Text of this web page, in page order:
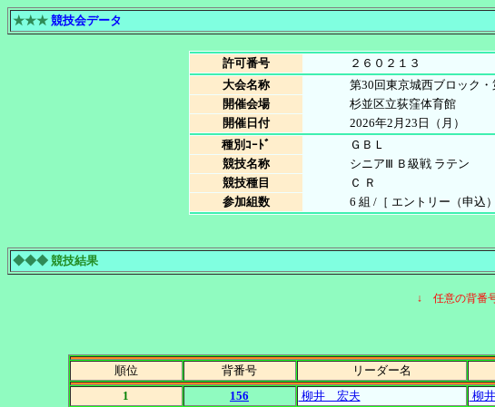
★★★ 競技会データ
許可番号
２６０２１３
大会名称
第30回東京城西ブロック
開催会場
杉並区立荻窪体育館
開催日付
2026年2月23日（月）
種別ｺｰﾄﾞ
ＧＢＬ
競技名称
シニアⅢ Ｂ級戦 ラテン
競技種目
Ｃ Ｒ
参加組数
6 組 /［ エントリー（申
◆◆◆ 競技結果
↓ 任意の背番
順位 背番号 リーダー名
1
156 柳井 宏夫 柳